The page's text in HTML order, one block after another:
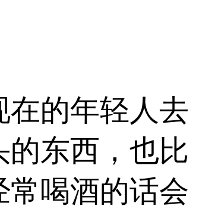
的年轻人去
东西，也比
喝酒的话会